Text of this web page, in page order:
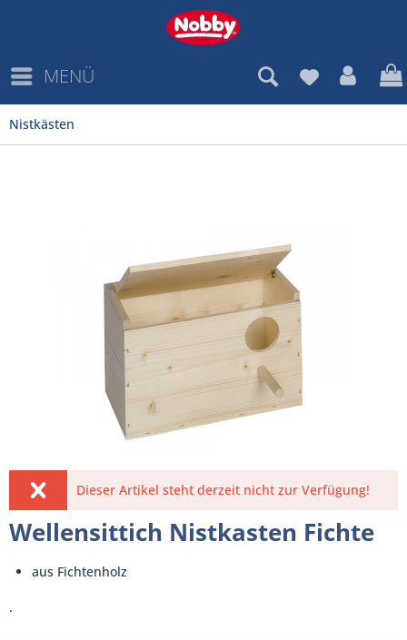
MENÜ
Nistkästen
Dieser Artikel steht derzeit nicht zur Verfügung!
Wellensittich Nistkasten Fichte
aus Fichtenholz
.